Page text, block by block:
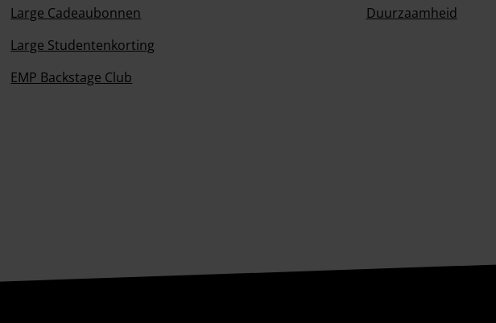
Large Cadeaubonnen
Large Studentenkorting
EMP Backstage Club
Duurzaamheid